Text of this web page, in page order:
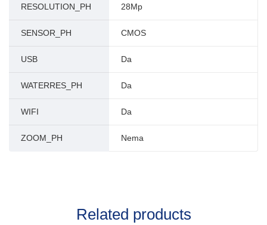
RESOLUTION_PH 28Mp
SENSOR_PH CMOS
USB Da
WATERRES_PH Da
WIFI Da
ZOOM_PH Nema
Related products